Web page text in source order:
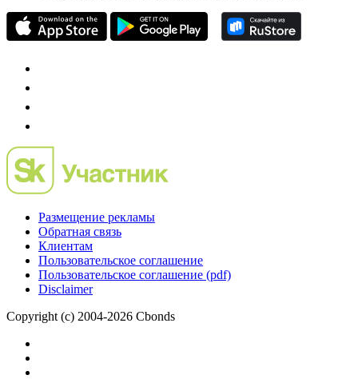
Размещение рекламы
Обратная связь
Клиентам
Пользовательское соглашение
Пользовательское соглашение (pdf)
Disclaimer
Copyright (c) 2004-2026 Cbonds